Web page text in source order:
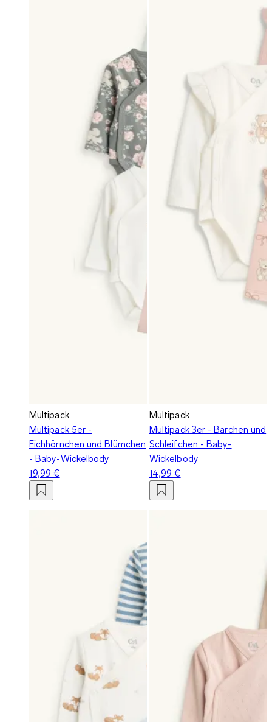
Multipack
Multipack 5er -
Eichhörnchen und Blümchen
- Baby-Wickelbody
19,99 €
Multipack
Multipack 3er - Bärchen und
Schleifchen - Baby-
Wickelbody
14,99 €